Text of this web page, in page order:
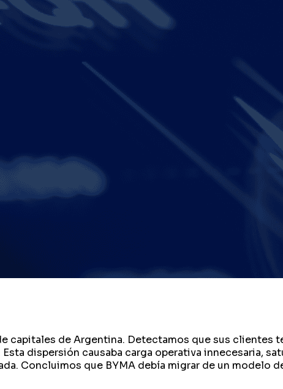
capitales de Argentina. Detectamos que sus clientes
dispersión causaba carga operativa innecesaria,
Concluimos que BYMA debía migrar de un modelo